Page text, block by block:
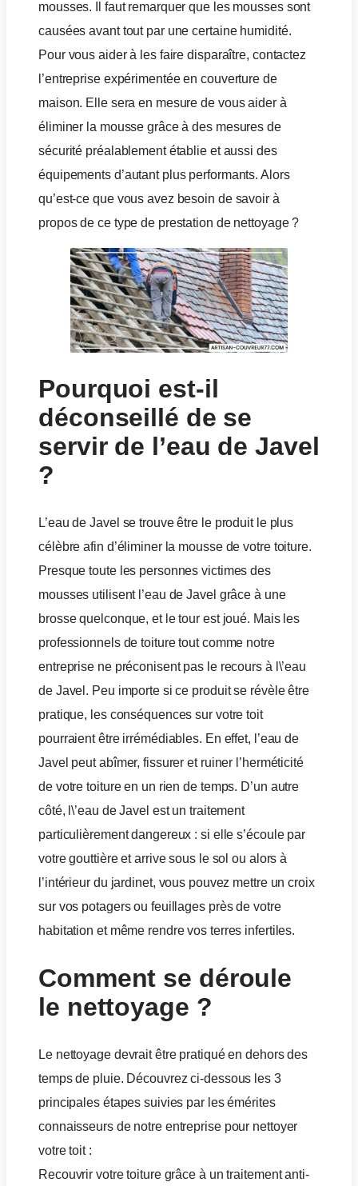
mousses. Il faut remarquer que les mousses sont
causées avant tout par une certaine humidité.
Pour vous aider à les faire disparaître, contactez
l’entreprise expérimentée en couverture de
maison. Elle sera en mesure de vous aider à
éliminer la mousse grâce à des mesures de
sécurité préalablement établie et aussi des
équipements d’autant plus performants. Alors
qu’est-ce que vous avez besoin de savoir à
propos de ce type de prestation de nettoyage ?
Pourquoi est-il
déconseillé de se
servir de l’eau de Javel
?
L’eau de Javel se trouve être le produit le plus
célèbre afin d’éliminer la mousse de votre toiture.
Presque toute les personnes victimes des
mousses utilisent l’eau de Javel grâce à une
brosse quelconque, et le tour est joué. Mais les
professionnels de toiture tout comme notre
entreprise ne préconisent pas le recours à l\’eau
de Javel. Peu importe si ce produit se révèle être
pratique, les conséquences sur votre toit
pourraient être irrémédiables. En effet, l’eau de
Javel peut abîmer, fissurer et ruiner l’herméticité
de votre toiture en un rien de temps. D’un autre
côté, l\’eau de Javel est un traitement
particulièrement dangereux : si elle s’écoule par
votre gouttière et arrive sous le sol ou alors à
l’intérieur du jardinet, vous pouvez mettre un croix
sur vos potagers ou feuillages près de votre
habitation et même rendre vos terres infertiles.
Comment se déroule
le nettoyage ?
Le nettoyage devrait être pratiqué en dehors des
temps de pluie. Découvrez ci-dessous les 3
principales étapes suivies par les émérites
connaisseurs de notre entreprise pour nettoyer
votre toit :
Recouvrir votre toiture grâce à un traitement anti-